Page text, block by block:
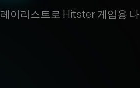
이리스트로 Hitster 게임용 나